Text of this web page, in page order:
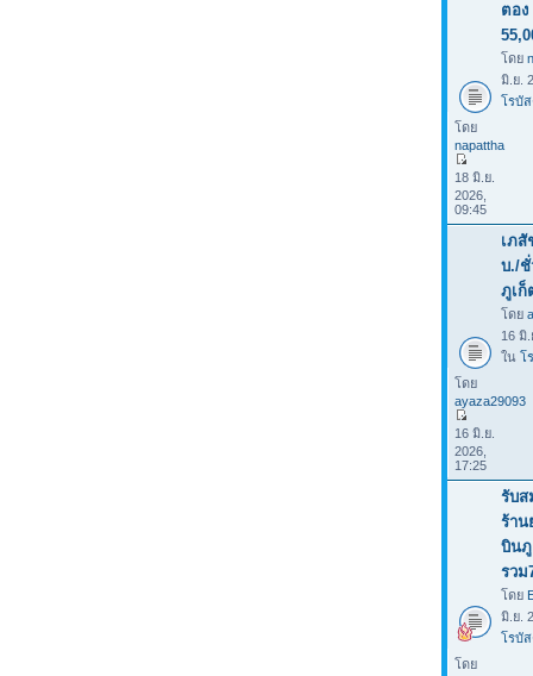
ตอง
โดย
มิ.ย.
โรบั
โดย
napattha
18 มิ.ย.
2026,
09:45
เภสั
บ./ชั่
ภูเก็
โดย
16 มิ.
ใน โ
โดย
ayaza29093
16 มิ.ย.
2026,
17:25
รับส
ร้าน
บินภู
รวม
โดย
มิ.ย.
โรบั
โดย